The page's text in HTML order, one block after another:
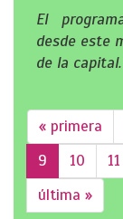
El
desde este
de la capital.
« primera
9
10 11
última »